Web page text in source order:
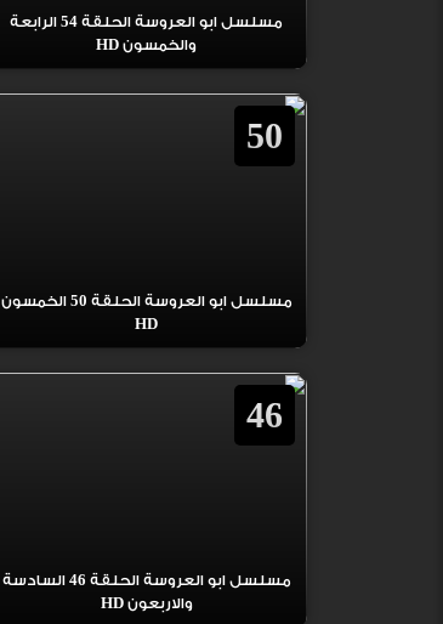
مسلسل ابو العروسة الحلقة 54 الرابعة
والخمسون HD
50
مسلسل ابو العروسة الحلقة 50 الخمسون
HD
46
مسلسل ابو العروسة الحلقة 46 السادسة
والاربعون HD